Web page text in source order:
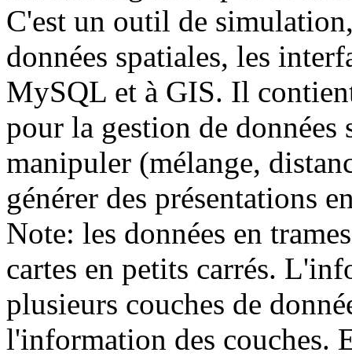
C'est un outil de
données spatiales, les
MySQL et à GIS. Il
pour la gestion de
manipuler (mélange,
générer des présentations
Note: les données en
cartes en petits carrés.
plusieurs couches de
l'information des couches.